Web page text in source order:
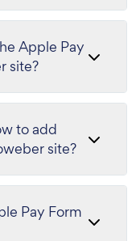
Apple Pay
site?
to add
site?
Pay Form